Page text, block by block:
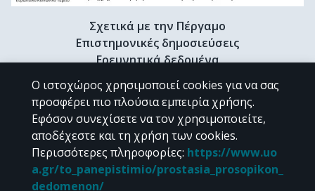
Σχετικά με την Πέργαμο
Επιστημονικές δημοσιεύσεις
Ερευνητικά δεδομένα
Διδακτορικές διατριβές & Γκρίζα βιβλιογραφία
Προφίλ Ερευνητή
CC BY-NC 4.0
Εκτός αν αναφέρεται διαφορετικά, το υλικό της "Περγάμου" διατίθεται
Ο ιστοχώρος χρησιμοποιεί cookies για να σας
προσφέρει πιο πλούσια εμπειρία χρήσης.
Εφόσον συνεχίσετε να τον χρησιμοποιείτε,
αποδέχεστε και τη χρήση των cookies.
Περισσότερες πληροφορίες: https://www.uo
a.gr/to_panepistimio/prostasia_prosopikon_
dedomenon/